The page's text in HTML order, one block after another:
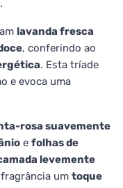
.
lavanda fresca
, conferindo ao
. Esta tríade
e evoca uma
rosa suavemente
e folhas de
levemente
um toque